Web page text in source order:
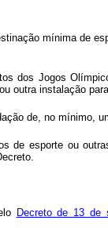
mínima de
dos Jogos
outra instalação
de, no mínimo,
de esporte ou
Decreto de 13 de